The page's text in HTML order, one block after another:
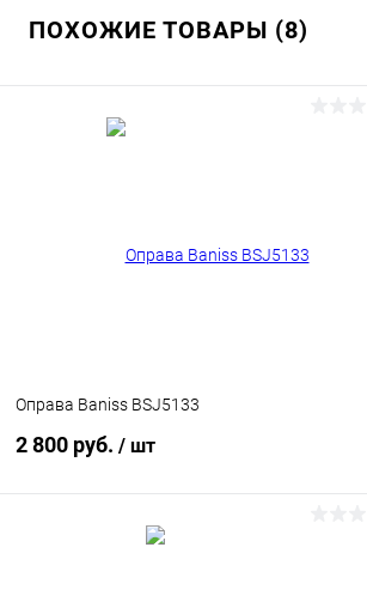
ПОХОЖИЕ ТОВАРЫ (8)
Оправа Baniss BSJ5133
2 800 руб. / шт